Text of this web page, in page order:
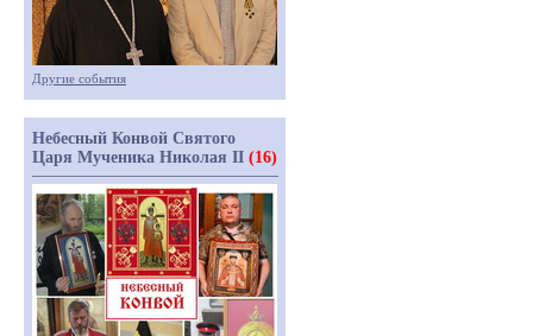
Другие события
Небесный Конвой Святого
Царя Мученика Николая II (16)